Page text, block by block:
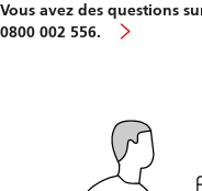
Vous avez des questions
0800 002 556.